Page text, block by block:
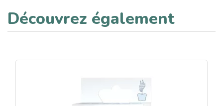
Découvrez également